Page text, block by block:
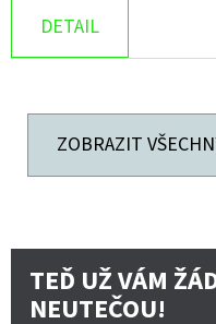
DETAIL
ZOBRAZIT
TEĎ UŽ VÁM
NEUTEČOU!